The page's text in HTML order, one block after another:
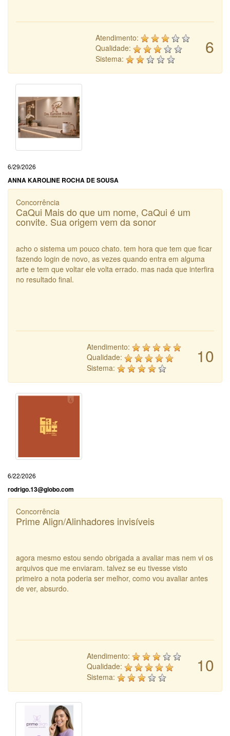
6
Atendimento:
Qualidade:
Sistema:
6/29/2026
ANNA KAROLINE ROCHA DE SOUSA
Concorrência
CaQui Mais do que um nome, CaQui é um
convite. Sua origem vem da sonor
acho o sistema um pouco chato. tem hora que tem que ficar
fazendo login de novo, as vezes quando entra em alguma
arte e tem que voltar ele volta errado. mas nada que interfira
no resultado final.
10
Atendimento:
Qualidade:
Sistema:
6/22/2026
rodrigo.13@globo.com
Concorrência
Prime Align/Alinhadores invisíveis
agora mesmo estou sendo obrigada a avaliar mas nem vi os
arquivos que me enviaram. talvez se eu tivesse visto
primeiro a nota poderia ser melhor, como vou avaliar antes
de ver, absurdo.
10
Atendimento:
Qualidade:
Sistema: